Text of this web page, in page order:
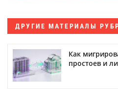
ДРУГИЕ МАТЕРИАЛЫ
Как
простоев и